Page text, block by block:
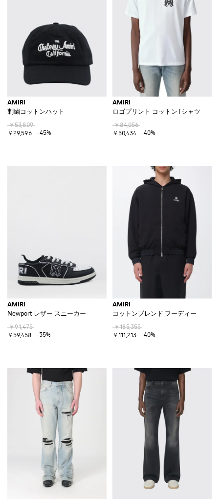
AMIRI
刺繍コットンハット
￥53,809
￥29,596
-45%
AMIRI
ロゴプリント コットンTシャツ
￥84,056
￥50,434
-40%
AMIRI
Newport レザー スニーカー
￥91,475
￥59,458
-35%
AMIRI
コットンブレンド フーディー
￥185,355
￥111,213
-40%